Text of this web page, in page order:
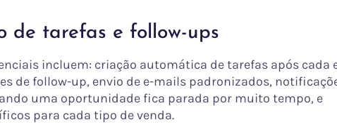
de tarefas e follow-ups
incluem: criação automática de tarefas após cada
de follow-up, envio de e-mails padronizados,
uma oportunidade fica parada por muito tempo, e
para cada tipo de venda.